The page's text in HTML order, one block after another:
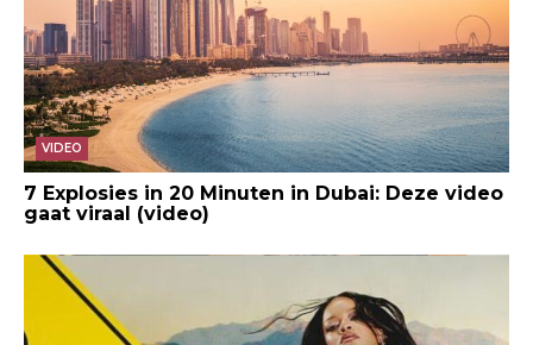
VIDEO
7 Explosies in 20 Minuten in Dubai: Deze video
gaat viraal (video)